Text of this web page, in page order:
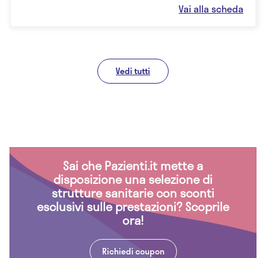
Vai alla scheda
Vedi tutti
Sai che Pazienti.it mette a
disposizione una selezione di
strutture sanitarie con sconti
esclusivi sulle prestazioni? Scoprile
ora!
Richiedi coupon